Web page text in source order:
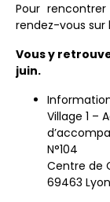
Pour
rendez-vous sur
Vous y
juin.
Village 1 –
N°104
Centre de
69463